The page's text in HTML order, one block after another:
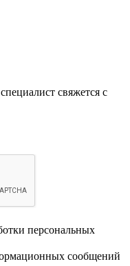
свяжется с
персональных
сообщений